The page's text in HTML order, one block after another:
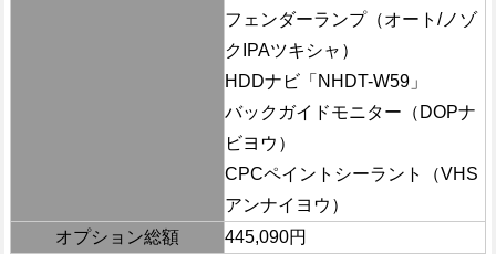
フェンダーランプ（オート/ノゾ
クIPAツキシャ）
HDDナビ「NHDT-W59」
バックガイドモニター（DOPナ
ビヨウ）
CPCペイントシーラント（VHS
アンナイヨウ）
オプション総額
445,090円